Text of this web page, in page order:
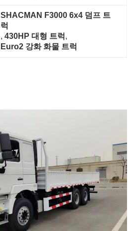
SHACMAN F3000 6x4 덤프 트
럭
, 430HP 대형 트럭 ,
Euro2 강화 화물 트럭